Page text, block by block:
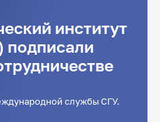
институт
Международной службы СГУ.